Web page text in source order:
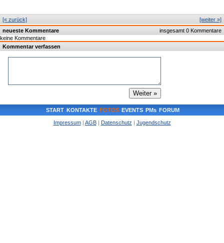
[weiter »]
[« zurück]
insgesamt 0 Kommentare
neueste Kommentare
keine Kommentare
Kommentar verfassen
START KONTAKTE FOTOS EVENTS PMs FORUM
Impressum| AGB| Datenschutz | Jugendschutz